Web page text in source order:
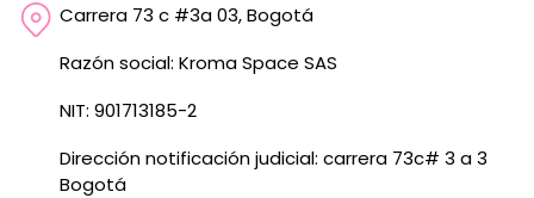
Carrera 73 c #3a 03, Bogotá
Razón social: Kroma Space SAS
NIT: 901713185-2
Dirección notificación judicial: carrera 73c# 3 a 3
Bogotá